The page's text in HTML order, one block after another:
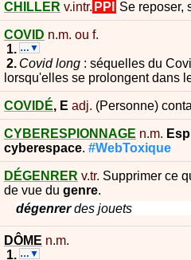
CHILLER v.intr. PPI Se reposer,
COVID n.m. ou f.
…▼
Covid long : séquelles du
lorsqu'elles se prolongent dans
COVIDÉ, E adj. (Personne)
CYBERESPIONNAGE n.m.
cyberespace. #WebToxique
DÉGENRER v.tr. Supprimer ce
de vue du genre.
dégenrerdes jouets
DÔME n.m.
…▼